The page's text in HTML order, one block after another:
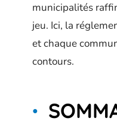
municipalités
jeu. Ici, la
et chaque
contours.